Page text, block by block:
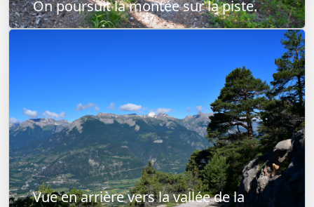
On poursuit la montée sur la piste.
Vue en arrière vers la vallée de la